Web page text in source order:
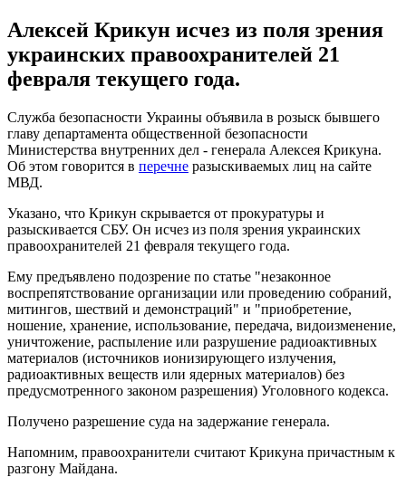
Алексей Крикун исчез из поля зрения
украинских правоохранителей 21
февраля текущего года.
Служба безопасности Украины объявила в розыск бывшего
главу департамента общественной безопасности
Министерства внутренних дел - генерала Алексея Крикуна.
Об этом говорится в перечне разыскиваемых лиц на сайте
МВД.
Указано, что Крикун скрывается от прокуратуры и
разыскивается СБУ. Он исчез из поля зрения украинских
правоохранителей 21 февраля текущего года.
Ему предъявлено подозрение по статье "незаконное
воспрепятствование организации или проведению собраний,
митингов, шествий и демонстраций" и "приобретение,
ношение, хранение, использование, передача, видоизменение,
уничтожение, распыление или разрушение радиоактивных
материалов (источников ионизирующего излучения,
радиоактивных веществ или ядерных материалов) без
предусмотренного законом разрешения) Уголовного кодекса.
Получено разрешение суда на задержание генерала.
Напомним, правоохранители считают Крикуна причастным к
разгону Майдана.